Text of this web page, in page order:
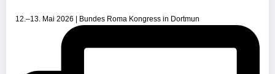
12.–13. Mai 2026 | Bundes Roma Kongress in Dortmun